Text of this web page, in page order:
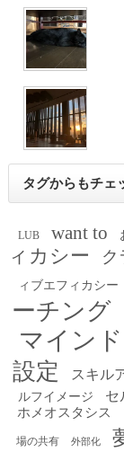
タグからもチェ
LUB want to
ィカシー
ク
ィブエフィカシー
ーチング
マインド
設定
スキル
ルフイメージ
セ
ホメオスタシス
場の共有 外部化